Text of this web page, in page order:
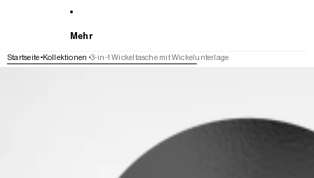
Mehr
Startseite Kollektionen 3-in-1 Wickeltasche mit Wickelunterlage
WEITER ZU DEN PRODUKTINFORMATIONEN